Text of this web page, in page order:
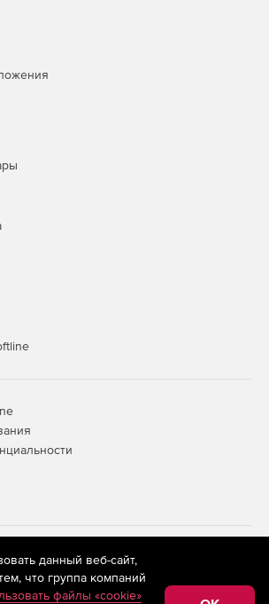
паравиртуализации в гостевые
интерфейс.
отчетов
ресурсе store.softline.ru применяются
(информационные технологии
на основе сбора,
сведений, относящихся к
данный веб-сайт,
что группа компаний
файлы «cookie»